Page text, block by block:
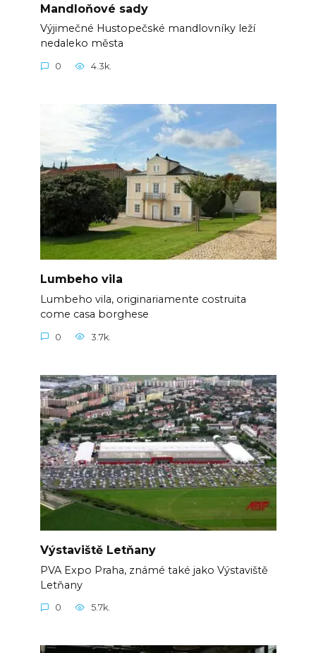
Mandloňové sady
Výjimečné Hustopečské mandlovníky leží
nedaleko města
0 4.3k.
Lumbeho vila
Lumbeho vila, originariamente costruita
come casa borghese
0 3.7k.
Výstaviště Letňany
PVA Expo Praha, známé také jako Výstaviště
Letňany
0 5.7k.